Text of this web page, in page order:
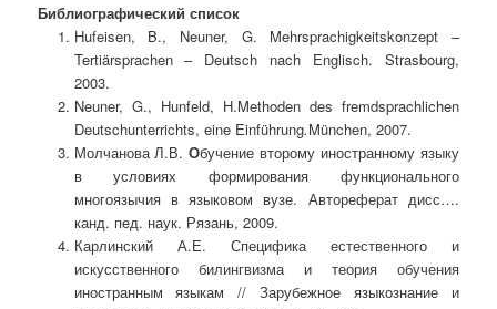
Библиографический список
Hufeisen, B., Neuner, G. Mehrsprachigkeitskonzept –
Tertiärsprachen – Deutsch nach Englisch. Strasbourg,
2003.
Neuner, G., Hunfeld, H.Methoden des fremdsprachlichen
Deutschunterrichts, eine Einführung.München, 2007.
Молчанова Л.В. Обучение второму иностранному языку
в условиях формирования функционального
многоязычия в языковом вузе. Автореферат дисс….
канд. пед. наук. Рязань, 2009.
Карлинский А.Е. Специфика естественного и
искусственного билингвизма и теория обучения
иностранным языкам // Зарубежное языкознание и